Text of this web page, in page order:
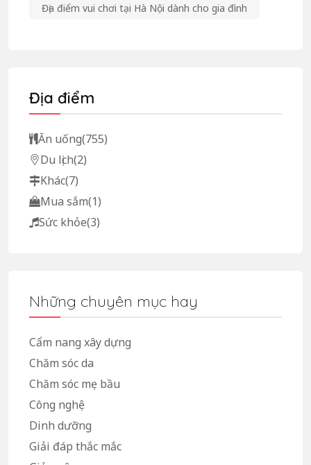
Địa điểm vui chơi tại Hà Nội dành cho gia đình
Địa điểm
Ăn uống(755)
Du lịch(2)
Khác(7)
Mua sắm(1)
Sức khỏe(3)
Những chuyên mục hay
Cẩm nang xây dựng
Chăm sóc da
Chăm sóc mẹ bầu
Công nghệ
Dinh dưỡng
Giải đáp thắc mắc